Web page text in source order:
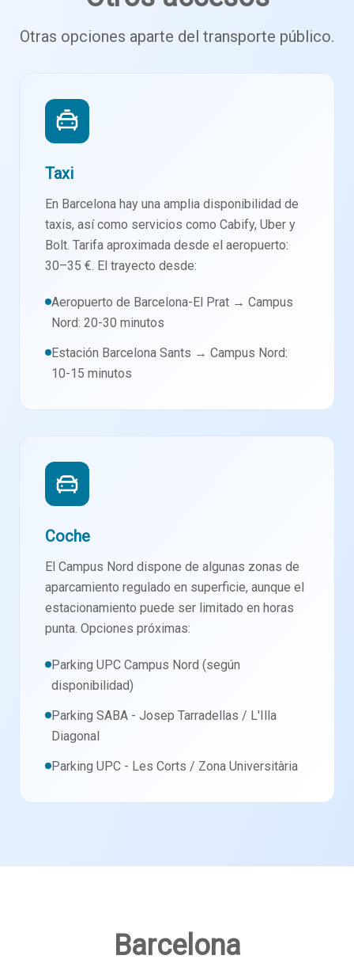
Otras opciones aparte del transporte público.
Taxi
En Barcelona hay una amplia disponibilidad de
taxis, así como servicios como Cabify, Uber y
Bolt. Tarifa aproximada desde el aeropuerto:
30–35 €. El trayecto desde:
Aeropuerto de Barcelona-El Prat → Campus
Nord: 20-30 minutos
Estación Barcelona Sants → Campus Nord:
10-15 minutos
Coche
El Campus Nord dispone de algunas zonas de
aparcamiento regulado en superficie, aunque el
estacionamiento puede ser limitado en horas
punta. Opciones próximas:
Parking UPC Campus Nord (según
disponibilidad)
Parking SABA - Josep Tarradellas / L'Illa
Diagonal
Parking UPC - Les Corts / Zona Universitària
Barcelona